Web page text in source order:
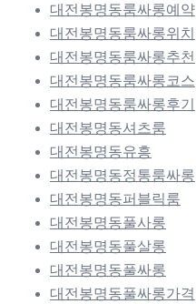
대전봉명동룸싸롱예약
대전봉명동룸싸롱위치
대전봉명동룸싸롱추천
대전봉명동룸싸롱코스
대전봉명동룸싸롱후기
대전봉명동셔츠룸
대전봉명동유흥
대전봉명동정통룸싸롱
대전봉명동퍼블릭룸
대전봉명동풀사롱
대전봉명동풀살롱
대전봉명동풀싸롱
대전봉명동풀싸롱가격